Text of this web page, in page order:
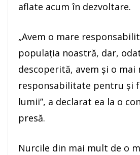
aflate acum în dezvoltare.
„Avem o mare
populaţia noastră, dar,
descoperită, avem şi o mai
responsabilitate pentru şi
lumii”, a declarat ea la o
presă.
Nurcile din mai mult de o